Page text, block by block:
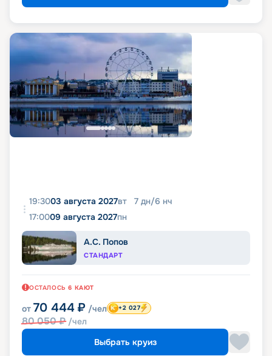
19:3003 августа 2027вт 7 дн/6 нч
17:0009 августа 2027пн
А.С. Попов
СТАНДАРТ
ОСТАЛОСЬ 6 КАЮТ
от 70 444 ₽ /чел
80 050₽ /чел
+2 027
Выбрать круиз